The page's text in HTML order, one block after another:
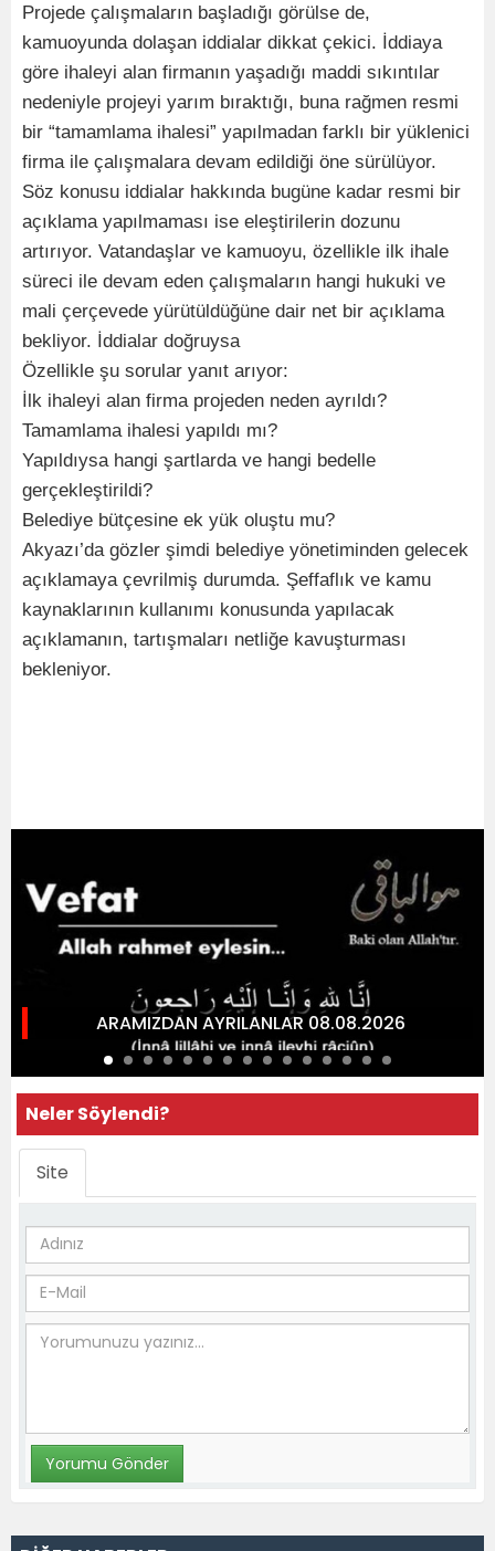
Projede çalışmaların başladığı görülse de,
kamuoyunda dolaşan iddialar dikkat çekici. İddiaya
göre ihaleyi alan firmanın yaşadığı maddi sıkıntılar
nedeniyle projeyi yarım bıraktığı, buna rağmen resmi
bir “tamamlama ihalesi” yapılmadan farklı bir yüklenici
firma ile çalışmalara devam edildiği öne sürülüyor.
Söz konusu iddialar hakkında bugüne kadar resmi bir
açıklama yapılmaması ise eleştirilerin dozunu
artırıyor. Vatandaşlar ve kamuoyu, özellikle ilk ihale
süreci ile devam eden çalışmaların hangi hukuki ve
mali çerçevede yürütüldüğüne dair net bir açıklama
bekliyor. İddialar doğruysa
Özellikle şu sorular yanıt arıyor:
İlk ihaleyi alan firma projeden neden ayrıldı?
Tamamlama ihalesi yapıldı mı?
Yapıldıysa hangi şartlarda ve hangi bedelle
gerçekleştirildi?
Belediye bütçesine ek yük oluştu mu?
Akyazı’da gözler şimdi belediye yönetiminden gelecek
açıklamaya çevrilmiş durumda. Şeffaflık ve kamu
kaynaklarının kullanımı konusunda yapılacak
açıklamanın, tartışmaları netliğe kavuşturması
bekleniyor.
ARAMIZDAN AYRILANLAR 08.08.2026
Neler Söylendi?
Site